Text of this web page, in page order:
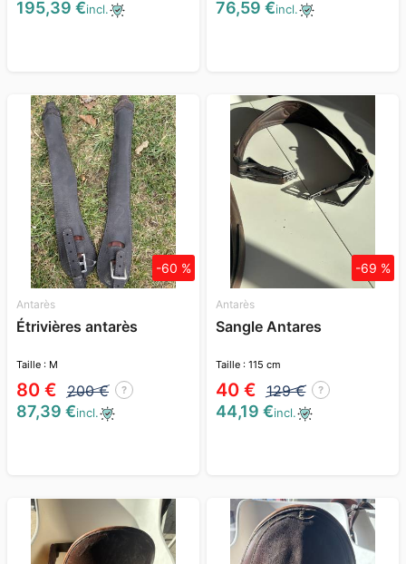
195,39 €incl. 76,59 €incl.
Antarès
Étrivières antarès
Taille : M
80 € 200 € ?
-60 %
87,39 €incl.
Antarès
Sangle Antares
Taille : 115 cm
40 € 129 € ?
-69 %
44,19 €incl.